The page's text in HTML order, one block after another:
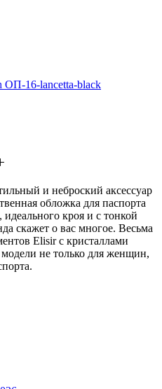
ОП-16-lancetta-black
и неброский аксессуар
обложка для паспорта
кроя и с тонкой
скажет о вас многое. Весьма
Elisir с кристаллами
не только для женщин,